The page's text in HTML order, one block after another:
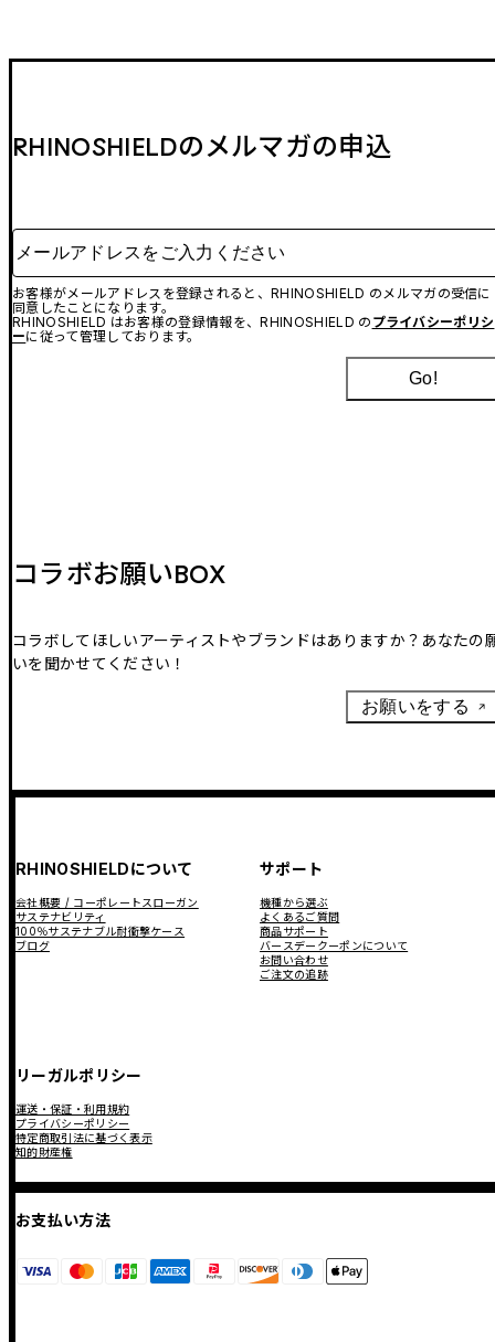
RHINOSHIELDのメルマガの申込
メールアドレスをご入力ください
お客様がメールアドレスを登録されると、RHINOSHIELD のメルマガの受信に
同意したことになります。
RHINOSHIELD はお客様の登録情報を、RHINOSHIELD の プライバシーポリシ
ーに従って管理しております。
Go!
コラボお願いBOX
コラボしてほしいアーティストやブランドはありますか？あなたの
いを聞かせてください！
お願いをする
RHINOSHIELDについて
会社概要 / コーポレートスローガン
サステナビリティ
100％サステナブル耐衝撃ケース
ブログ
サポート
機種から選ぶ
よくあるご質問
商品サポート
バースデークーポンについて
お問い合わせ
ご注文の追跡
リーガルポリシー
運送・保証・利用規約
プライバシーポリシー
特定商取引法に基づく表示
知的財産権
お支払い方法